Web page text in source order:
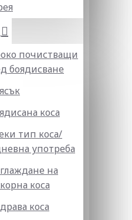
почистващи
боядисване
коса
тип коса/
употреба
на
коса
коса